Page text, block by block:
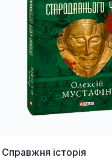
Справжня історія